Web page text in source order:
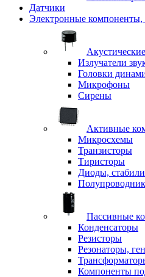
Датчики
Электронные компоненты,
Излучатели
Головки
Микрофоны
Сирены
Активные
Микросхемы
Транзисторы
Тиристоры
Диоды,
Пассивные
Конденсаторы
Резисторы
Резонаторы,
Компоненты